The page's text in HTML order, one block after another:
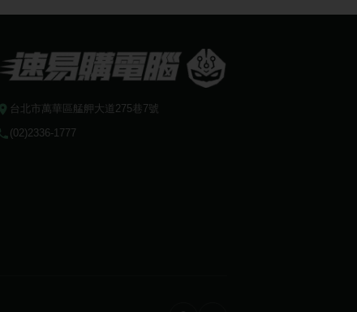
台北市萬華區艋舺大道275巷7號
(02)2336-1777